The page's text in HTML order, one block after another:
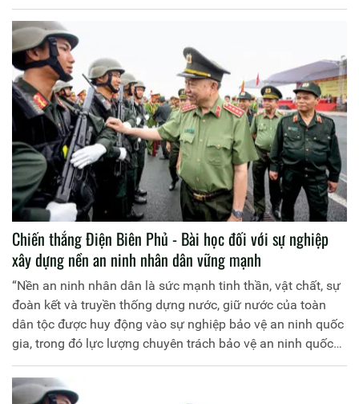
Chiến thắng Điện Biên Phủ - Bài học đối với sự nghiệp
xây dựng nền an ninh nhân dân vững mạnh
“Nền an ninh nhân dân là sức mạnh tinh thần, vật chất, sự
đoàn kết và truyền thống dựng nước, giữ nước của toàn
dân tộc được huy động vào sự nghiệp bảo vệ an ninh quốc
gia, trong đó lực lượng chuyên trách bảo vệ an ninh quốc
gia làm nòng cốt”(1).